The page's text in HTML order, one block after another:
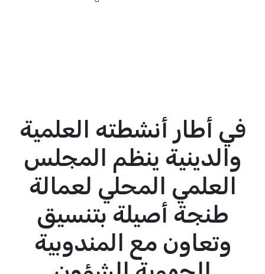
في أطار أنشطته العلمية
والدينية ينظم المجلس
العلمي المحلي لعمالة
طنجة أصيلة بتنسيق
وتعاون مع المندوبية